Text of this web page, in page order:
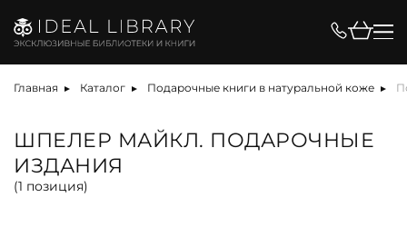
Главная Каталог Подарочные книги в натуральной коже
ШПЕЛЕР МАЙКЛ. ПОДАРОЧНЫЕ
ИЗДАНИЯ
(1 позиция)
Цена, ₽
Вид